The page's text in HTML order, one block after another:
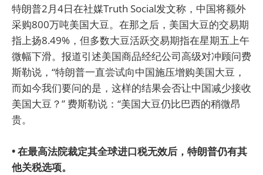
特朗普2月4日在社媒Truth Social发文称，中国将额外
采购800万吨美国大豆。在那之后，美国大豆的交易期
指上扬8.49%，但多数大豆活跃交易期指在星期五上午
微幅下滑。报道引述美国商品经纪公司高级对冲顾问费
斯勒说，“特朗普一直尝试向中国施压增购美国大豆，
而如今我们要问的是，这样的结果会否让中国减少接收
美国大豆？” 费斯勒说：“美国大豆仍比巴西的稍微昂
贵。
• 在最高法院裁定其全球进口税无效后，特朗普仍有其
他关税选项。